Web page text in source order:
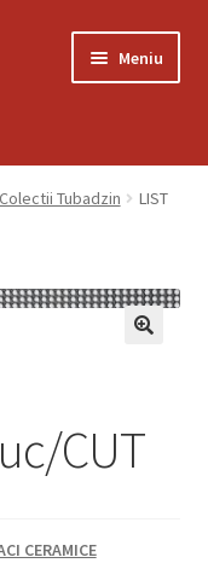
Meniu
Colectii Tubadzin
LIST
CUT
CERAMICE